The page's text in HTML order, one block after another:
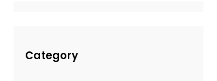
ي
ف
Category